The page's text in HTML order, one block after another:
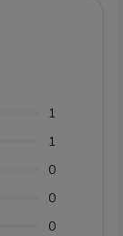
1
1
0
0
0